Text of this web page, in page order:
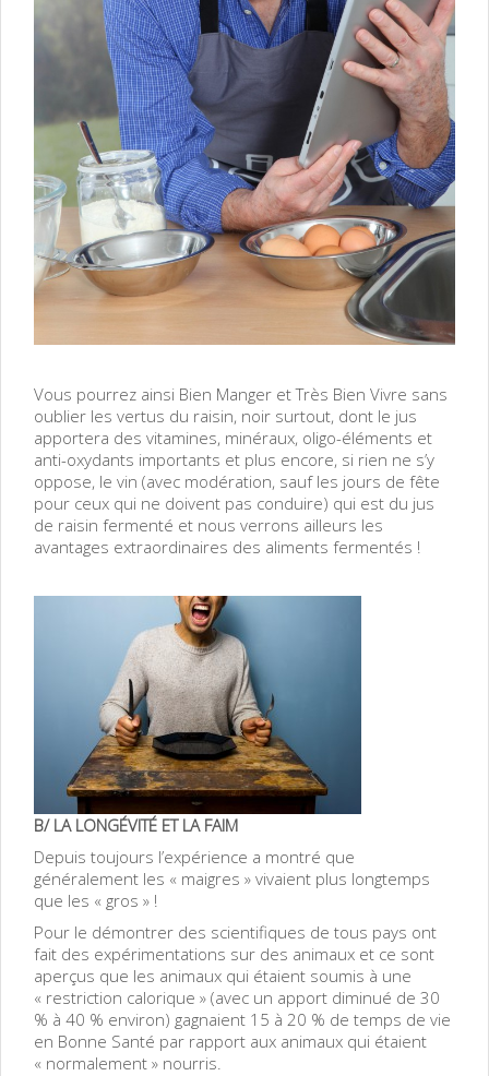
Vous pourrez ainsi Bien Manger et Très Bien Vivre sans
oublier les vertus du raisin, noir surtout, dont le jus
apportera des vitamines, minéraux, oligo-éléments et
anti-oxydants importants et plus encore, si rien ne s’y
oppose, le vin (avec modération, sauf les jours de fête
pour ceux qui ne doivent pas conduire) qui est du jus
de raisin fermenté et nous verrons ailleurs les
avantages extraordinaires des aliments fermentés !
B/ LA LONGÉVITÉ ET LA FAIM
Depuis toujours l’expérience a montré que
généralement les « maigres » vivaient plus longtemps
que les « gros » !
Pour le démontrer des scientifiques de tous pays ont
fait des expérimentations sur des animaux et ce sont
aperçus que les animaux qui étaient soumis à une
« restriction calorique » (avec un apport diminué de 30
% à 40 % environ) gagnaient 15 à 20 % de temps de vie
en Bonne Santé par rapport aux animaux qui étaient
« normalement » nourris.